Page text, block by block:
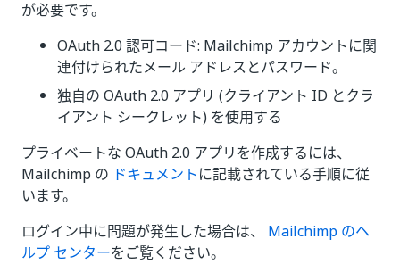
が必要です。
OAuth 2.0 認可コード: Mailchimp アカウントに関
連付けられたメール アドレスとパスワード。
独自の OAuth 2.0 アプリ (クライアント ID とクラ
イアント シークレット) を使用する
プライベートな OAuth 2.0 アプリを作成するには、
Mailchimp の ドキュメントに記載されている手順に従
います。
ログイン中に問題が発生した場合は、 Mailchimp のヘ
ルプ センターをご覧ください。